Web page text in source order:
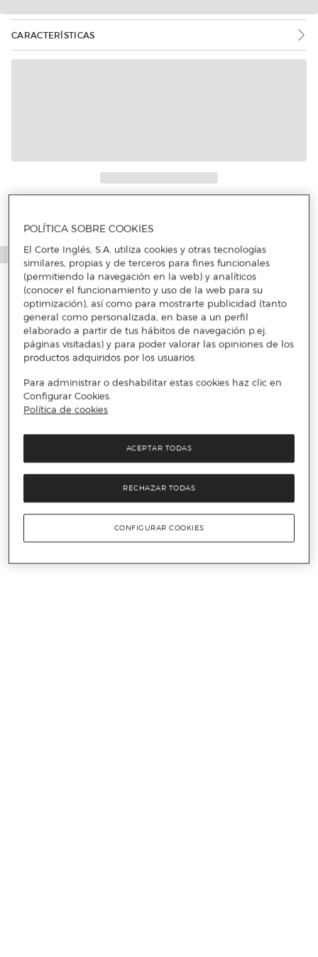
CARACTERÍSTICAS
POLÍTICA SOBRE COOKIES
El Corte Inglés, S.A. utiliza cookies y otras tecnologías
similares, propias y de terceros para fines funcionales
(permitiendo la navegación en la web) y analíticos
(conocer el funcionamiento y uso de la web para su
optimización), así como para mostrarte publicidad (tanto
general como personalizada, en base a un perfil
elaborado a partir de tus hábitos de navegación p.ej.
páginas visitadas) y para poder valorar las opiniones de los
productos adquiridos por los usuarios.
Para administrar o deshabilitar estas cookies haz clic en
Configurar Cookies.
Política de cookies
RECHAZAR TODAS
ACEPTAR TODAS
CONFIGURAR COOKIES